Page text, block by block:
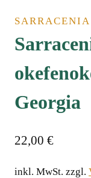
Georgia
22,00 €
inkl. MwSt. zzgl.